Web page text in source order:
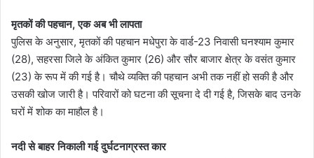
मृतकों की पहचान, एक अब भी लापता
पुलिस के अनुसार, मृतकों की पहचान मधेपुरा के वार्ड-23 निवासी घनश्याम कुमार
(28), सहरसा जिले के अंकित कुमार (26) और सौर बाजार क्षेत्र के वसंत कुमार
(23) के रूप में की गई है। चौथे व्यक्ति की पहचान अभी तक नहीं हो सकी है और
उसकी खोज जारी है। परिवारों को घटना की सूचना दे दी गई है, जिसके बाद उनके
घरों में शोक का माहौल है।
नदी से बाहर निकाली गई दुर्घटनाग्रस्त कार